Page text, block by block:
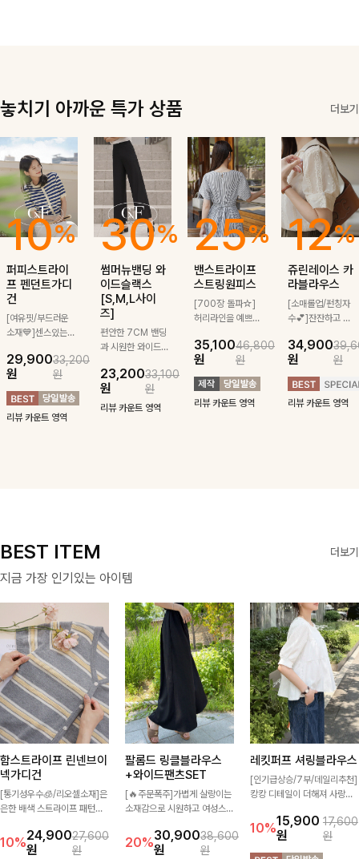
놓치기 아까운 특가 상품 더보기
10%
퍼피스트라이
프 펜던트가디
건
[여유핏/부드러운
소재💙]센스있는
귀여운 퍼피 펜던
트로 포인트를 선
사하는 니트 가디
건을 소개할게요 :)
29,900
원
33,200
원
리뷰 카운트 영역
30%
썸머뉴밴딩 와
이드슬랙스
[S,M,L사이
즈]
편안한 7CM 밴딩
과 시원한 와이드
로 여름 잡아보자 !
23,200
원
33,100
원
리뷰 카운트 영역
25%
밴스트라이프
스트링원피스
[700장 돌파☆]
허리라인을 예쁘게
깔끔한 스트라이프
패턴에 링클프리!
💙플레어지는 롱한
기장감까지 완벽한
데일리 원피스:B
35,100
원
46,800
원
리뷰 카운트 영역
12%
쥬린레이스 카
라블라우스
[소매롤업/펀칭자
수💕]잔잔하고 고
테일이 사랑스러운
블라우스-페미닌
하면서 여리한 무
드로 즐겨지는
ITEM
34,900
원
원
리뷰 카운트 영역
BEST ITEM 더보기
지금 가장 인기있는 아이템
함스트라이프 린넨브이
넥가디건
[통기성우수🧊/리오셀소재]은
은한 배색 스트라이프 패턴으
드 살려주는 니트 가디건 💛
브이넥 라인에 슬림하게 떨어
10%24,900
원
27,600
원
팔롬드 링클블라우스
+와이드팬츠SET
[🔥주문폭주]가볍게 살랑이는
소재감으로 시원하고 여성스럽
트 🖤 허리 밴딩 디테일로 편
안하면서도 자연스럽게 라인
20%30,900
원
38,600
원
레킷퍼프 셔링블라우스
[인기급상승/7부/데일리추천]
캉캉 디테일이 더해져 사랑스
주는 블라우스 🤍 가볍게 퍼지
는 핏으로 체형을 자연스럽게
커버해주며 여성스럽게 즐기기
10%15,900
원
17,600
원